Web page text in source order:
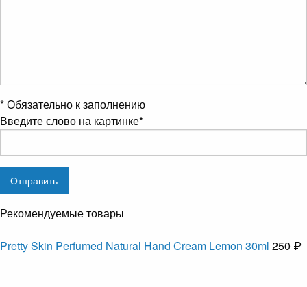
*Обязательно к заполнению
Введите слово на картинке*
Рекомендуемые товары
Pretty Skin Perfumed Natural Hand Cream Lemon 30ml 250 ₽